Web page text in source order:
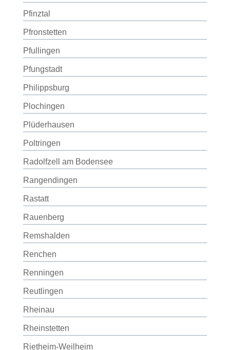
Pfinztal
Pfronstetten
Pfullingen
Pfungstadt
Philippsburg
Plochingen
Plüderhausen
Poltringen
Radolfzell am Bodensee
Rangendingen
Rastatt
Rauenberg
Remshalden
Renchen
Renningen
Reutlingen
Rheinau
Rheinstetten
Rietheim-Weilheim